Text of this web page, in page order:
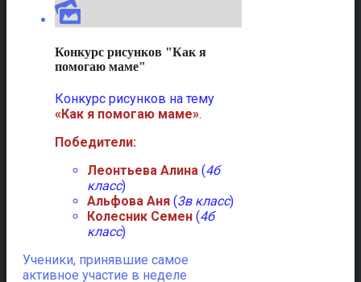
Конкурс рисунков "Как я
помогаю маме"
Конкурс рисунков на тему
«Как я помогаю маме».
Победители:
Леонтьева Алина (4б
класс)
Альфова Аня (3в класс)
Колесник Семен (4б
класс)
Ученики, принявшие самое
активное участие в неделе